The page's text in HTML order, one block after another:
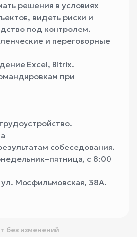
решения в условиях
видеть риски и
под контролем.
и переговорные
Excel, Bitrix.
при
собеседования.
с 8:00
Мосфильмовская, 38А.
без изменений